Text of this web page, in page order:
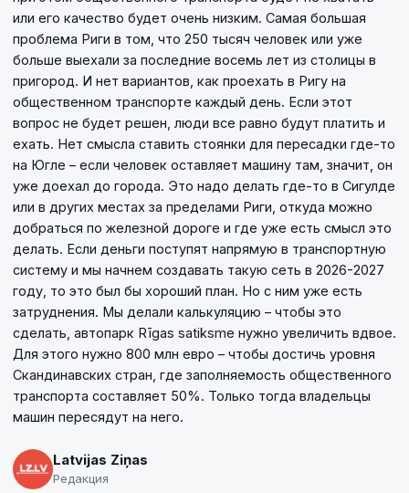
или его качество будет очень низким. Самая большая
проблема Риги в том, что 250 тысяч человек или уже
больше выехали за последние восемь лет из столицы в
пригород. И нет вариантов, как проехать в Ригу на
общественном транспорте каждый день. Если этот
вопрос не будет решен, люди все равно будут платить и
ехать. Нет смысла ставить стоянки для пересадки где-то
на Югле – если человек оставляет машину там, значит, он
уже доехал до города. Это надо делать где-то в Сигулде
или в других местах за пределами Риги, откуда можно
добраться по железной дороге и где уже есть смысл это
делать. Если деньги поступят напрямую в транспортную
систему и мы начнем создавать такую сеть в 2026-2027
году, то это был бы хороший план. Но с ним уже есть
затруднения. Мы делали калькуляцию – чтобы это
сделать, автопарк Rīgas satiksme нужно увеличить вдвое.
Для этого нужно 800 млн евро – чтобы достичь уровня
Скандинавских стран, где заполняемость общественного
транспорта составляет 50%. Только тогда владельцы
машин пересядут на него.
Latvijas Ziņas
Редакция